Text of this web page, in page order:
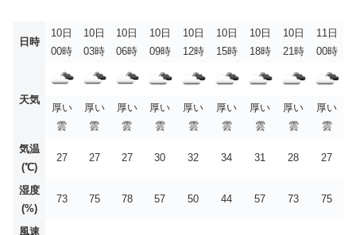
日時
10日
00時
10日
03時
10日
06時
10日
09時
10日
12時
10日
15時
10日
18時
10日
21時
11日
00時
天気
厚い
雲
厚い
雲
厚い
雲
厚い
雲
厚い
雲
厚い
雲
厚い
雲
厚い
雲
厚い
雲
気温
(℃)
27 27 27 30 32 34 31 28 27
湿度
(%)
73 75 78 57 50 44 57 73 75
風速